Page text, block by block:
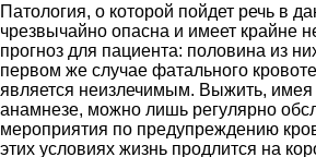
Патология, о которой пойдет речь в
чрезвычайно опасна и имеет крайне
прогноз для пациента: половина из
первом же случае фатального
является неизлечимым. Выжить, имея
анамнезе, можно лишь регулярно
мероприятия по предупреждению
этих условиях жизнь продлится на